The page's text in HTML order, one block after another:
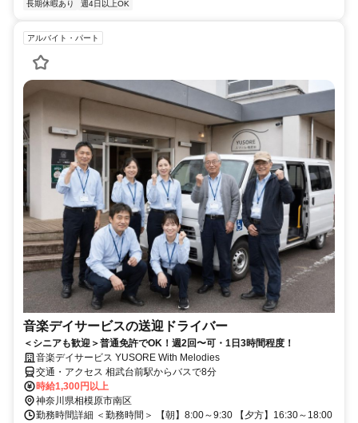
長期休暇あり
週4日以上OK
アルバイト・パート
音楽デイサービスの送迎ドライバー
＜シニアも歓迎＞普通免許でOK！週2回〜可・1日3時間程度！
音楽デイサービス YUSORE With Melodies
交通・アクセス 相武台前駅からバスで8分
時給1,300円以上
神奈川県相模原市南区
勤務時間詳細 ＜勤務時間＞ 【朝】8:00～9:30 【夕方】16:30～18:00